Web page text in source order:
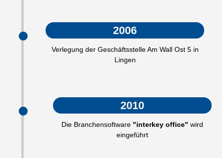
2006
Verlegung der Geschäftsstelle Am Wall Ost 5 in
Lingen
2010
Die Branchensoftware "interkey office"wird
eingeführt